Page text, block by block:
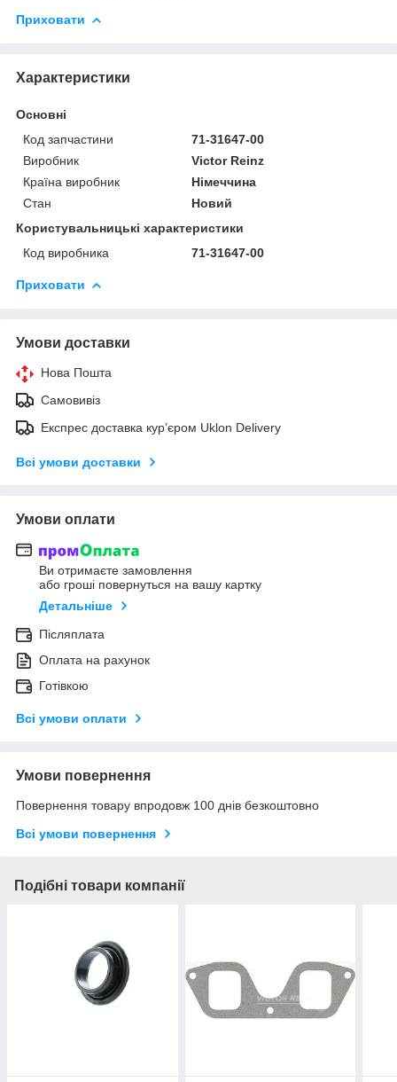
Приховати
Характеристики
Основні
Код запчастини
71-31647-00
Виробник
Victor Reinz
Країна виробник
Німеччина
Стан
Новий
Користувальницькі характеристики
Код виробника
71-31647-00
Приховати
Умови доставки
Нова Пошта
Самовивіз
Експрес доставка кур’єром Uklon Delivery
Всі умови доставки
Умови оплати
Ви отримаєте замовлення
або гроші повернуться на вашу картку
Детальніше
Післяплата
Оплата на рахунок
Готівкою
Всі умови оплати
Умови повернення
Повернення товару впродовж 100 днів безкоштовно
Всі умови повернення
Подібні товари компанії